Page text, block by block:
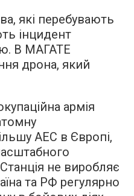
які перебувають
інцидент
В МАГАТЕ
дрона, який
армія
АЕС в Європі,
не виробляє
та РФ регулярно